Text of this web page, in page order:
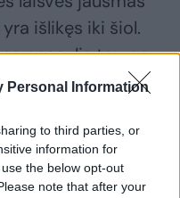
Personal Information
to third parties, or
information for
the below opt-out
note that after your
išlikęs iki šiol.
pasaulis tau po
– valgyti yra.
R. Vilkončius.